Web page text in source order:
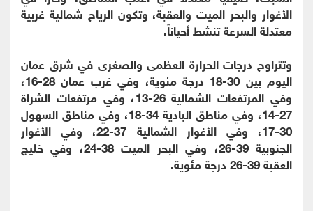
الأغوار والبحر الميت والعقبة، وتكون الرياح شمالية غربية
معتدلة السرعة تنشط أحياناً.
وتتراوح درجات الحرارة العظمى والصغرى في شرق عمان
اليوم بين 30-18 درجة مئوية، وفي غرب عمان 28-16،
وفي المرتفعات الشمالية 26-13، وفي مرتفعات الشراة
27-14، وفي مناطق البادية 34-18، وفي مناطق السهول
30-17، وفي الأغوار الشمالية 37-22، وفي الأغوار
الجنوبية 39-26، وفي البحر الميت 38-24، وفي خليج
العقبة 39-26 درجة مئوية.